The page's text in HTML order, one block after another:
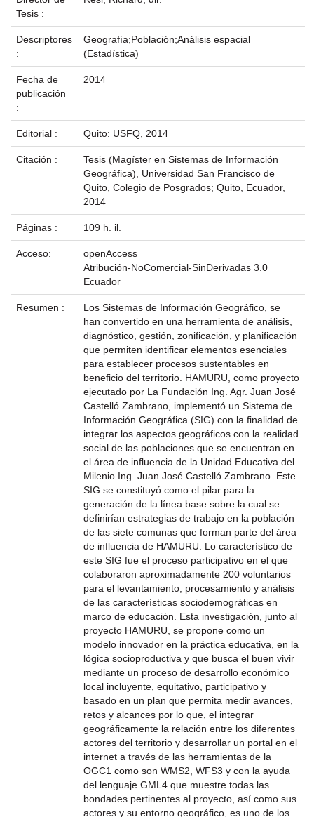
Tesis :
Descriptores
:
Geografía;Población;Análisis espacial
(Estadística)
Fecha de
publicación
:
2014
Editorial : Quito: USFQ, 2014
Citación :
Tesis (Magíster en Sistemas de Información
Geográfica), Universidad San Francisco de
Quito, Colegio de Posgrados; Quito, Ecuador,
2014
Páginas : 109 h. il.
Acceso:
openAccess
Atribución-NoComercial-SinDerivadas 3.0
Ecuador
Resumen :
Los Sistemas de Información Geográfico, se
han convertido en una herramienta de análisis,
diagnóstico, gestión, zonificación, y planificación
que permiten identificar elementos esenciales
para establecer procesos sustentables en
beneficio del territorio. HAMURU, como proyecto
ejecutado por La Fundación Ing. Agr. Juan José
Castelló Zambrano, implementó un Sistema de
Información Geográfica (SIG) con la finalidad de
integrar los aspectos geográficos con la realidad
social de las poblaciones que se encuentran en
el área de influencia de la Unidad Educativa del
Milenio Ing. Juan José Castelló Zambrano. Este
SIG se constituyó como el pilar para la
generación de la línea base sobre la cual se
definirían estrategias de trabajo en la población
de las siete comunas que forman parte del área
de influencia de HAMURU. Lo característico de
este SIG fue el proceso participativo en el que
colaboraron aproximadamente 200 voluntarios
para el levantamiento, procesamiento y análisis
de las características sociodemográficas en
marco de educación. Esta investigación, junto al
proyecto HAMURU, se propone como un
modelo innovador en la práctica educativa, en la
lógica socioproductiva y que busca el buen vivir
mediante un proceso de desarrollo económico
local incluyente, equitativo, participativo y
basado en un plan que permita medir avances,
retos y alcances por lo que, el integrar
geográficamente la relación entre los diferentes
actores del territorio y desarrollar un portal en el
internet a través de las herramientas de la
OGC1 como son WMS2, WFS3 y con la ayuda
del lenguaje GML4 que muestre todas las
bondades pertinentes al proyecto, así como sus
actores y su entorno geográfico, es uno de los